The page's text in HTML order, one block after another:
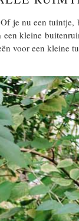
je nu een tuintje,
een kleine
voor een kleine